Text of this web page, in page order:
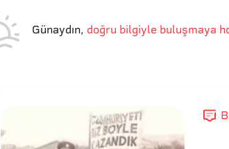
Günaydın, doğru bilgiyle buluşmaya